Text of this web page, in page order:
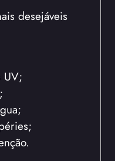
desejáveis
UV;